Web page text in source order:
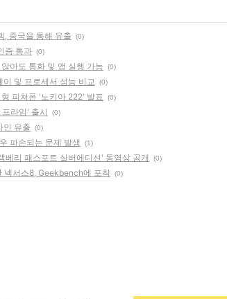
, 중국을 통해 유출 (0)
증 통과 (0)
아도 통화 및 앱 실행 가능 (0)
및 프로세서 성능 비교 (0)
피쳐폰 '노키아 222' 발표 (0)
라임' 출시 (0)
인 유출 (0)
파손되는 문제 발생 (1)
베리 패스포트 실버에디션' 동영상 공개 (0)
넥서스8, Geekbench에 포착 (0)